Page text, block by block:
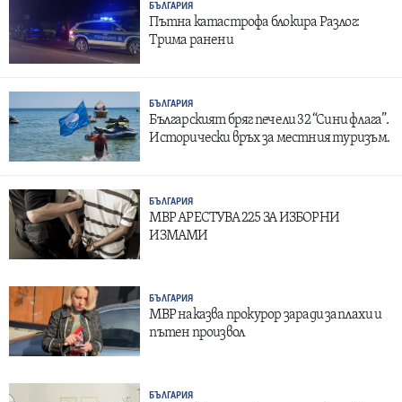
БЪЛГАРИЯ
Пътна катастрофа блокира Разлог:
Трима ранени
БЪЛГАРИЯ
Българският бряг печели 32 “Сини флага”.
Исторически връх за местния туризъм.
БЪЛГАРИЯ
МВР АРЕСТУВА 225 ЗА ИЗБОРНИ
ИЗМАМИ
БЪЛГАРИЯ
МВР наказва прокурор заради заплахи и
пътен произвол
БЪЛГАРИЯ